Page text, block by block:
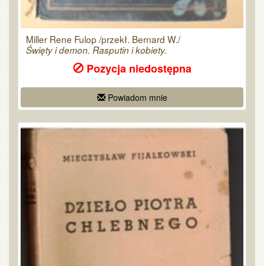
Miller Rene Fulop /przekł. Bernard W./
Święty i demon. Rasputin i kobiety.
Pozycja niedostępna
Powiadom mnie